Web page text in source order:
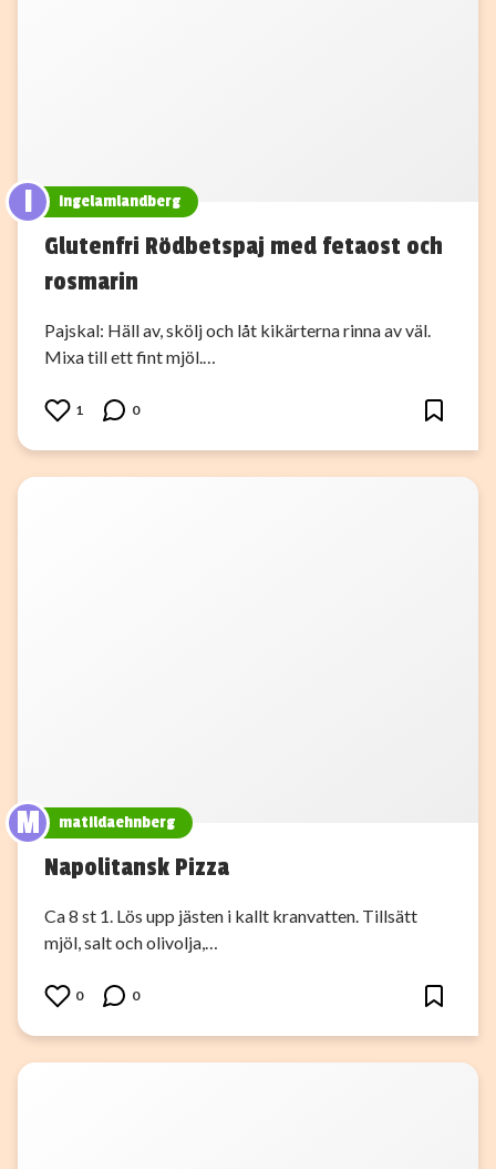
I ingelamlandberg
Glutenfri Rödbetspaj med fetaost och
rosmarin
Pajskal: Häll av, skölj och låt kikärterna rinna av väl.
Mixa till ett fint mjöl.…
1 0
M matildaehnberg
Napolitansk Pizza
Ca 8 st 1. Lös upp jästen i kallt kranvatten. Tillsätt
mjöl, salt och olivolja,…
0 0